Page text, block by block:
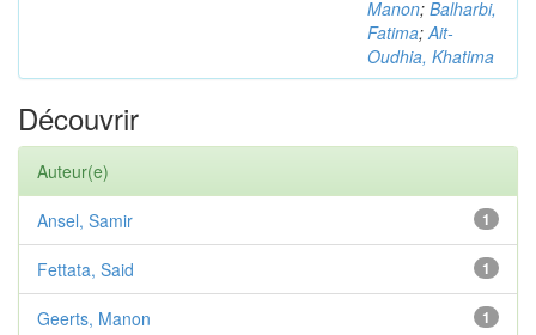
Manon; Balharbi,
Fatima;Ait-
Oudhia, Khatima
Découvrir
Auteur(e)
1
Ansel, Samir
1
Fettata, Said
1
Geerts, Manon